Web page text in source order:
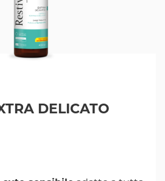
DELICATO